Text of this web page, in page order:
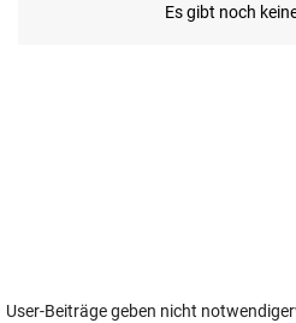
User-Beiträge geben nicht